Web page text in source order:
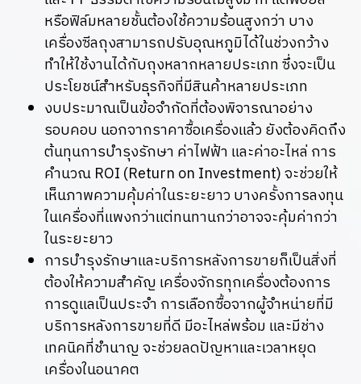
หรือฟิล์มหลายชั้นต้องใช้ความร้อนสูงกว่า บาง
เครื่องซีลถุงสามารถปรับอุณหภูมิได้ในช่วงกว้าง
ทำให้ใช้งานได้กับถุงหลากหลายประเภท ซึ่งจะเป็น
ประโยชน์สำหรับธุรกิจที่มีสินค้าหลายประเภท
งบประมาณเป็นข้อจำกัดที่ต้องพิจารณาอย่าง
รอบคอบ นอกจากราคาซื้อเครื่องแล้ว ยังต้องคิดถึง
ต้นทุนการบำรุงรักษา ค่าไฟฟ้า และค่าอะไหล่ การ
คำนวณ ROI (Return on Investment) จะช่วยให้
เห็นภาพความคุ้มค่าในระยะยาว บางครั้งการลงทุน
ในเครื่องที่แพงกว่าแต่ทนทานกว่าอาจจะคุ้มค่ากว่า
ในระยะยาว
การบำรุงรักษาและบริการหลังการขายก็เป็นสิ่งที่
ต้องให้ความสำคัญ เครื่องจักรทุกเครื่องต้องการ
การดูแลเป็นประจำ การเลือกซื้อจากผู้จำหน่ายที่มี
บริการหลังการขายที่ดี มีอะไหล่พร้อม และมีช่าง
เทคนิคที่ชำนาญ จะช่วยลดปัญหาและเวลาหยุด
เครื่องในอนาคต